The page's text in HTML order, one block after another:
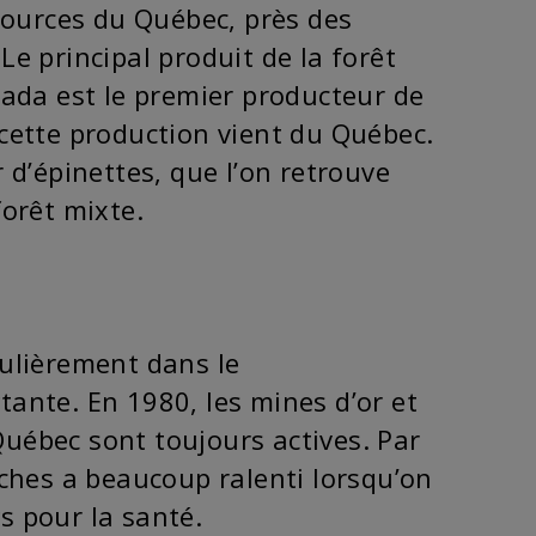
du Québec, près des
principal produit de la forêt
est le premier producteur de
production vient du Québec.
que l’on retrouve
mixte.
dans le
En 1980, les mines d’or et
sont toujours actives. Par
a beaucoup ralenti lorsqu’on
pour la santé.